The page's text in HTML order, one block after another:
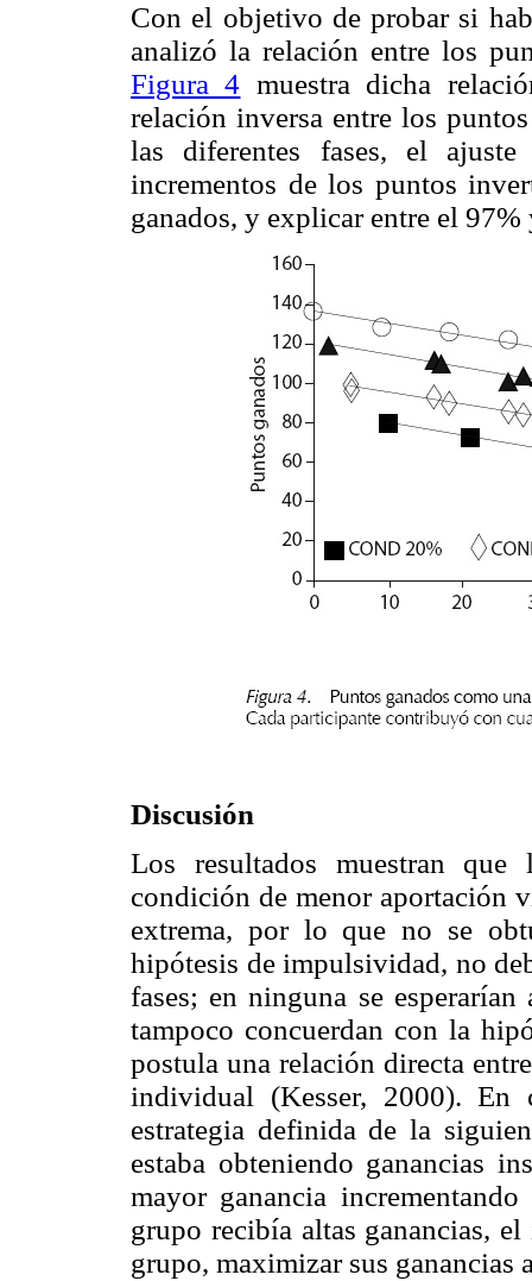
Con el objetivo de probar si
analizó la relación entre los
Figura 4 muestra dicha
relación inversa entre los
las diferentes fases, el
incrementos de los puntos
ganados, y explicar entre el
Discusión
Los resultados muestran
condición de menor aportación
extrema, por lo que no se
hipótesis de impulsividad, no
fases; en ninguna se
tampoco concuerdan con la
postula una relación directa
individual (Kesser, 2000). En
estrategia definida de la
estaba obteniendo ganancias
mayor ganancia
grupo recibía altas ganancias,
grupo, maximizar sus ganancias